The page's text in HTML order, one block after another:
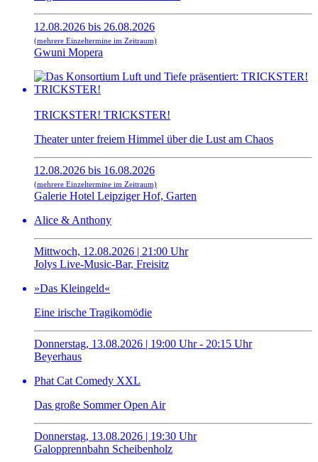
12.08.2026 bis 26.08.2026
(mehrere Einzeltermine im Zeitraum)
Gwuni Mopera
TRICKSTER! TRICKSTER!
Theater unter freiem Himmel über die Lust am Chaos
12.08.2026 bis 16.08.2026
(mehrere Einzeltermine im Zeitraum)
Galerie Hotel Leipziger Hof, Garten
Alice & Anthony
Mittwoch, 12.08.2026 | 21:00 Uhr
Jolys Live-Music-Bar, Freisitz
»Das Kleingeld«
Eine irische Tragikomödie
Donnerstag, 13.08.2026 | 19:00 Uhr - 20:15 Uhr
Beyerhaus
Phat Cat Comedy XXL
Das große Sommer Open Air
Donnerstag, 13.08.2026 | 19:30 Uhr
Galopprennbahn Scheibenholz